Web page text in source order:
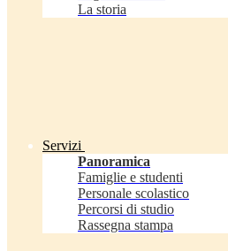
La storia
Servizi
Panoramica
Famiglie e studenti
Personale scolastico
Percorsi di studio
Rassegna stampa